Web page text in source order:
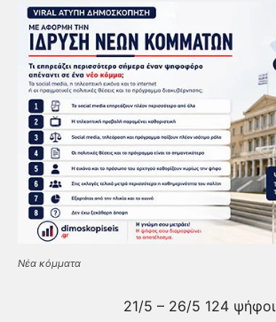
Νέα κόμματα
21/5 – 26/5 124 ψήφοι